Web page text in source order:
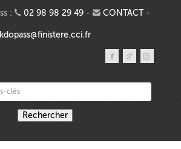
: 02 98 98 29 49- CONTACT-
kdopass@finistere.cci.fr